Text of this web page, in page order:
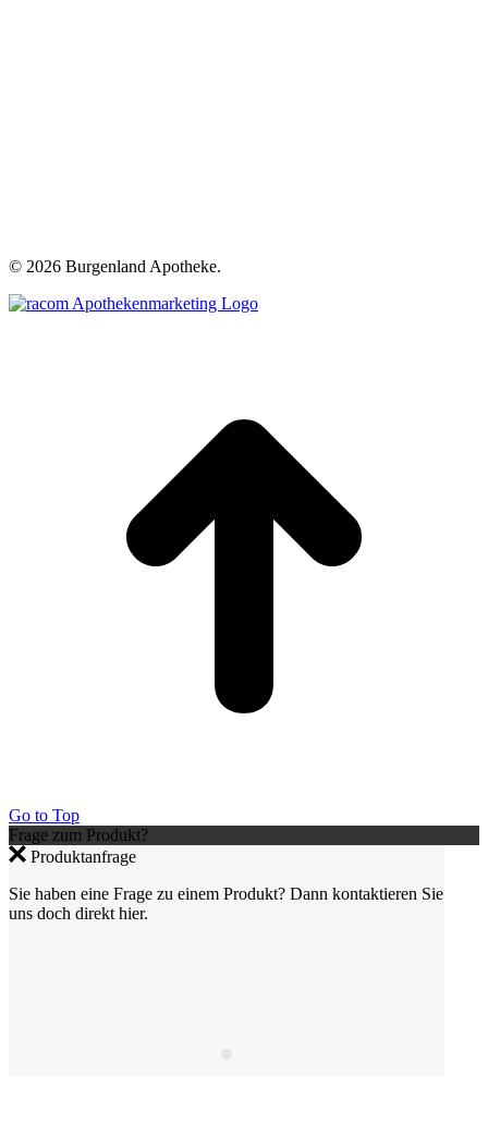
© 2026 Burgenland Apotheke.
Go to Top
Frage zum Produkt?
Produktanfrage
Sie haben eine Frage zu einem Produkt? Dann kontaktieren Sie
uns doch direkt hier.